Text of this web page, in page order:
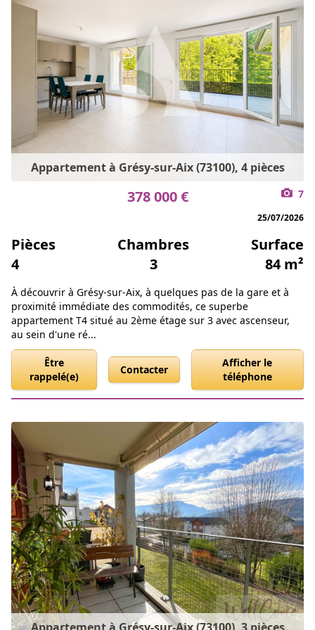
Appartement à Grésy-sur-Aix (73100), 4 pièces
378 000 € 7
25/07/2026
Pièces
4
Chambres
3
Surface
84 m²
À découvrir à Grésy-sur-Aix, à quelques pas de la gare et à
proximité immédiate des commodités, ce superbe
appartement T4 situé au 2ème étage sur 3 avec ascenseur,
au sein d'une ré...
Être
rappelé(e)
Contacter
Afficher le
téléphone